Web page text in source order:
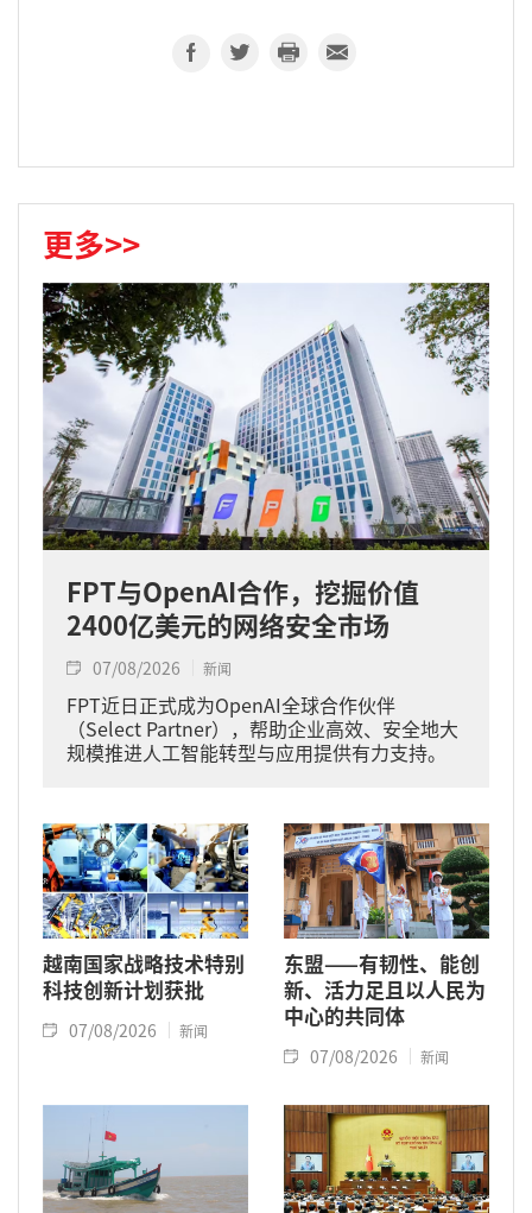
更多>>
FPT与OpenAI合作，挖掘价值
2400亿美元的网络安全市场
07/08/2026 新闻
FPT近日正式成为OpenAI全球合作伙伴
（Select Partner），帮助企业高效、安全地大
规模推进人工智能转型与应用提供有力支持。
越南国家战略技术特别
科技创新计划获批
07/08/2026 新闻
东盟——有韧性、能创
新、活力足且以人民为
中心的共同体
07/08/2026 新闻